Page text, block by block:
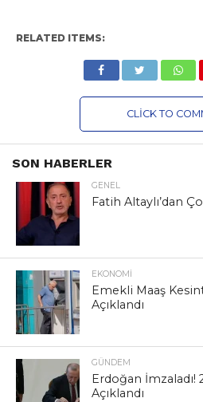
RELATED ITEMS:
CLICK TO
SON HABERLER
GENEL
Fatih Altaylı’dan
EKONOMI
Emekli Maaş
Açıklandı
GÜNDEM
Erdoğan İmzaladı!
Açıklandı